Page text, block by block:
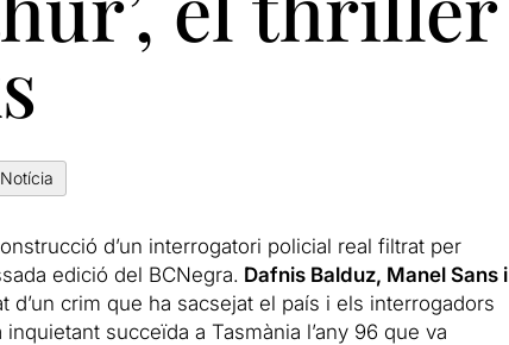
Notícia
d’un interrogatori policial real filtrat per
edició del BCNegra. Dafnis Balduz, Manel Sans i
d’un crim que ha sacsejat el país i els interrogadors
succeïda a Tasmània l’any 96 que va